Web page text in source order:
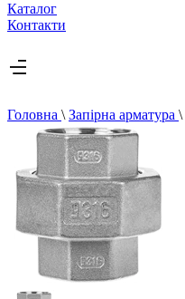
Каталог
Контакти
Головна \ Запірна арматура \